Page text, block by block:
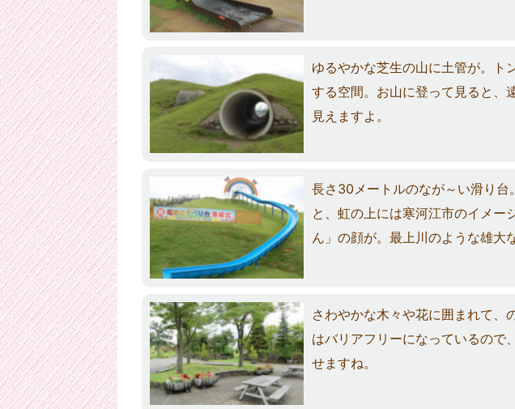
ゆるやかな芝生の山に土管が。ト
する空間。お山に登って見ると、
見えますよ。
長さ30メートルのなが～い滑り台
と、虹の上には寒河江市のイメー
ん」の顔が。最上川のような雄大
さわやかな木々や花に囲まれて、
はバリアフリーになっているので
せますね。